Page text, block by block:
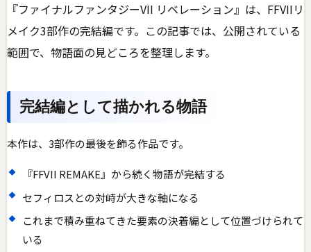
『ファイナルファンタジーVII リベレーション』は、FFVIIリ
メイク3部作の完結編です。この記事では、公開されている
範囲で、物語面の見どころを整理します。
完結編として描かれる物語
本作は、3部作の最後を飾る作品です。
『FFVII REMAKE』から続く物語が完結する
セフィロスとの対峙が大きな軸になる
これまで積み重ねてきた要素の決着編として位置づけられて
いる